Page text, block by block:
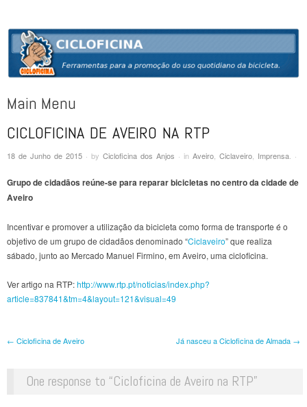
CICLOFICINA
Ferramentas para a promoção do uso quotidiano da bicicleta
Main Menu
Skip to content
CICLOFICINA DE AVEIRO NA RTP
18 de Junho de 2015 · by Cicloficina dos Anjos · in Aveiro Ciclaveiro Imprensa ·
Grupo de cidadãos reúne-se para reparar bicicletas no centro da cidade de
Aveiro
Incentivar e promover a utilização da bicicleta como forma de transporte é o
objetivo de um grupo de cidadãos denominado “Ciclaveiro” que realiza
sábado, junto ao Mercado Manuel Firmino, em Aveiro, uma cicloficina.
Ver artigo na RTP:http://www.rtp.pt/noticias/index.php?
article=837841&tm=4&layout=121&visual=49
Post navigation
← Cicloficina de Aveiro Já nasceu a Cicloficina de Almada →
One response to “Cicloficina de Aveiro na RTP”